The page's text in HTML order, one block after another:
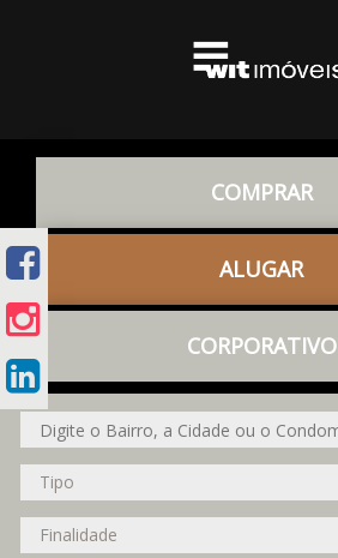
COMPRAR
ALUGAR
CORPORATIVO